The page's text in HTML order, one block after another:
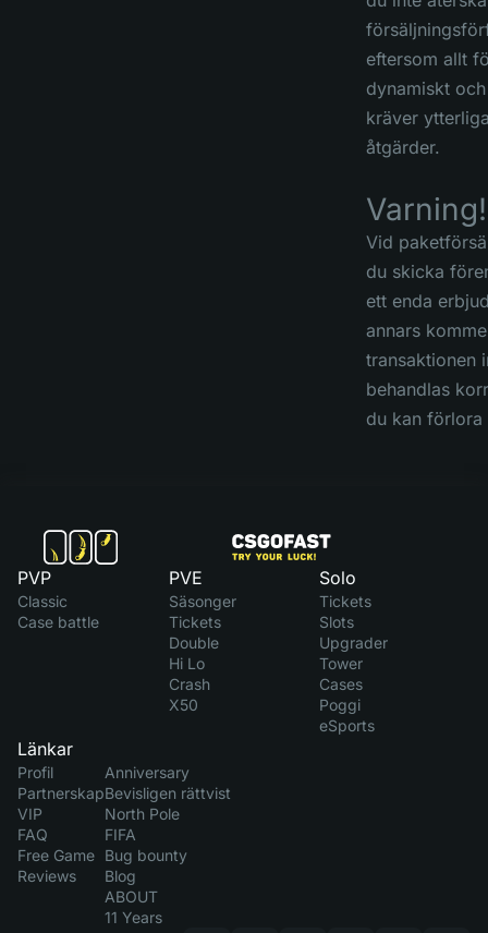
eftersom allt
dynamiskt
kräver
åtgärder.
Varning!
Vid
du skicka
ett enda
annars
transaktionen
behandlas
du kan
PVP
Classic
Case battle
PVE
Säsonger
Tickets
Double
Hi Lo
Crash
X50
Solo
Tickets
Slots
Upgrader
Tower
Cases
Poggi
eSports
Länkar
Profil
Partnerskap
VIP
FAQ
Free Game
Reviews
Anniversary
Bevisligen rättvist
North Pole
FIFA
Bug bounty
Blog
ABOUT
11 Years